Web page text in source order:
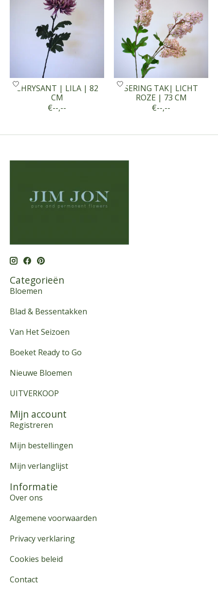
CHRYSANT | LILA | 82
CM
€--,--
SERING TAK| LICHT
ROZE | 73 CM
€--,--
Categorieën
Bloemen
Blad & Bessentakken
Van Het Seizoen
Boeket Ready to Go
Nieuwe Bloemen
UITVERKOOP
Mijn account
Registreren
Mijn bestellingen
Mijn verlanglijst
Informatie
Over ons
Algemene voorwaarden
Privacy verklaring
Cookies beleid
Contact